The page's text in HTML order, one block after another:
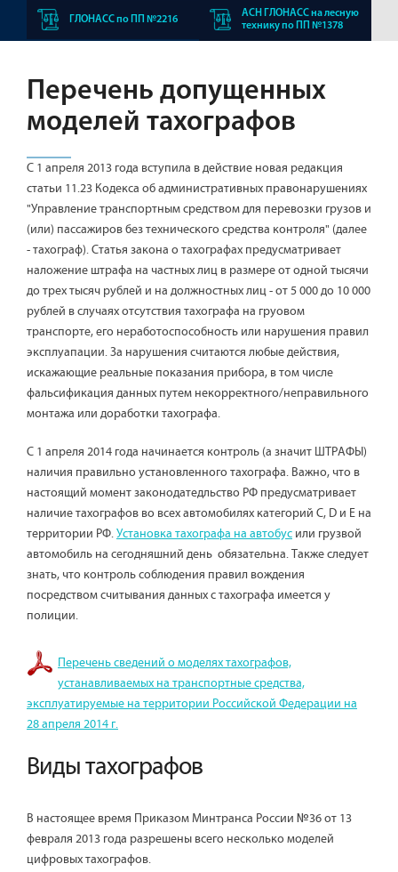
ГЛОНАСС по ПП №2216
АСН ГЛОНАСС на лесную
технику по ПП №1378
Перечень допущенных
моделей тахографов
С 1 апреля 2013 года вступила в действие новая редакция
статьи 11.23 Кодекса об административных правонарушениях
"Управление транспортным средством для перевозки грузов и
(или) пассажиров без технического средства контроля" (далее
- тахограф). Статья закона о тахографах предусматривает
наложение штрафа на частных лиц в размере от одной тысячи
до трех тысяч рублей и на должностных лиц - от 5 000 до 10 000
рублей в случаях отсутствия тахографа на груовом
транспорте, его неработоспособность или нарушения правил
эксплуапации. За нарушения считаются любые действия,
искажающие реальные показания прибора, в том числе
фальсификация данных путем некорректного/неправильного
монтажа или доработки тахографа.
С 1 апреля 2014 года начинается контроль (а значит ШТРАФЫ)
наличия правильно установленного тахографа. Важно, что в
настоящий момент законодатедльство РФ предусматривает
наличие тахографов во всех автомобилях категорий С, D и E на
территории РФ.Установка тахографа на автобус или грузвой
автомобиль на сегодняшний день обязательна. Также следует
знать, что контроль соблюдения правил вождения
посредством считывания данных с тахографа имеется у
полиции.
Перечень сведений о моделях тахографов,
устанавливаемых на транспортные средства,
эксплуатируемые на территории Российской Федерации на
28 апреля 2014 г.
Виды тахографов
В настоящее время Приказом Минтранса России №36 от 13
февраля 2013 года разрешены всего несколько моделей
цифровых тахографов.